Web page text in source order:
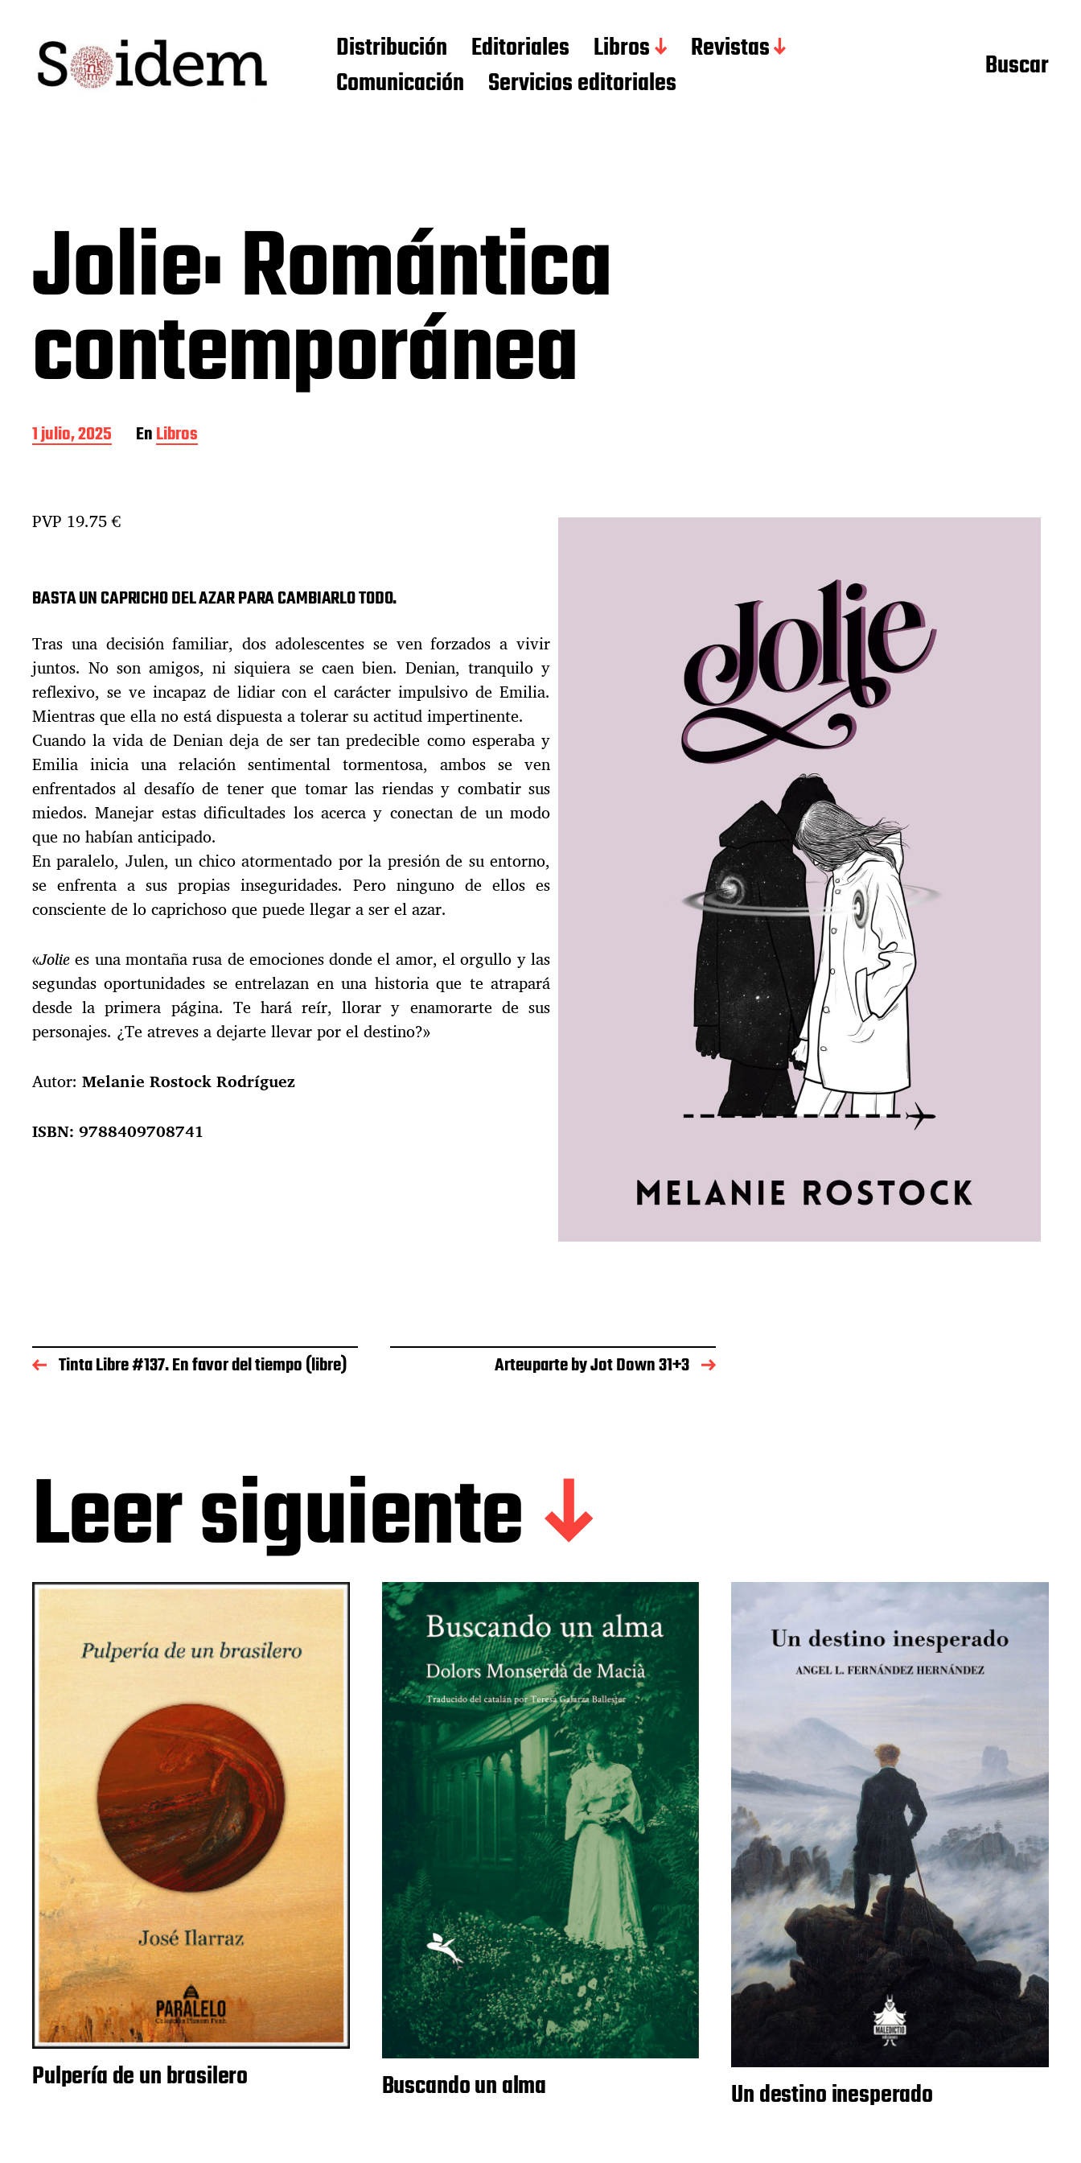
Distribución Editoriales Libros
Revistas
Comunicación
Servicios editoriales Buscar
Jolie: Romántica
contemporánea
F
e
d
e
n
r
a
d
a
1 julio, 2025 EnLibros
PVP 19.75 €
BASTA UN CAPRICHO DEL AZAR PARA CAMBIARLO TODO.
Tras una decisión familiar, dos adolescentes se ven forzados a vivir
juntos. No son amigos, ni siquiera se caen bien. Denian, tranquilo y
reflexivo, se ve incapaz de lidiar con el carácter impulsivo de Emilia.
Mientras que ella no está dispuesta a tolerar su actitud impertinente.
Cuando la vida de Denian deja de ser tan predecible como esperaba y
Emilia inicia una relación sentimental tormentosa, ambos se ven
enfrentados al desafío de tener que tomar las riendas y combatir sus
miedos. Manejar estas dificultades los acerca y conectan de un modo
que no habían anticipado.
En paralelo, Julen, un chico atormentado por la presión de su entorno,
se enfrenta a sus propias inseguridades. Pero ninguno de ellos es
consciente de lo caprichoso que puede llegar a ser el azar.
«Joliees una montaña rusa de emociones donde el amor, el orgullo y las
segundas oportunidades se entrelazan en una historia que te atrapará
desde la primera página. Te hará reír, llorar y enamorarte de sus
personajes. ¿Te atreves a dejarte llevar por el destino?»
Autor: Melanie Rostock Rodríguez
ISBN: 9788409708741
Tinta Libre #137. En favor del tiempo (libre) Arteuparte by Jot Down 31+3
Leer siguiente
Pulpería de un brasilero Buscando un alma Un destino inesperado